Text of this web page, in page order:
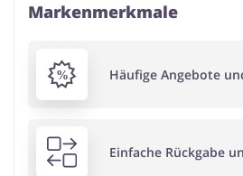
Markenmerkmale
Häufige Angebote
Einfache Rückgabe